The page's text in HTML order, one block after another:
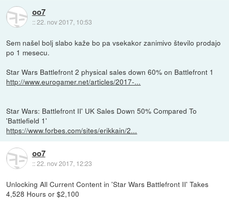
oo7
::22. nov 2017, 10:53
Sem našel bolj slabo kaže bo pa vsekakor zanimivo število prodajo
po 1 mesecu.
Star Wars Battlefront 2 physical sales down 60% on Battlefront 1
http://www.eurogamer.net/articles/2017-...
Star Wars: Battlefront II' UK Sales Down 50% Compared To
'Battlefield 1'
https://www.forbes.com/sites/erikkain/2...
oo7
::22. nov 2017, 12:23
Unlocking All Current Content in 'Star Wars Battlefront II' Takes
4,528 Hours or $2,100